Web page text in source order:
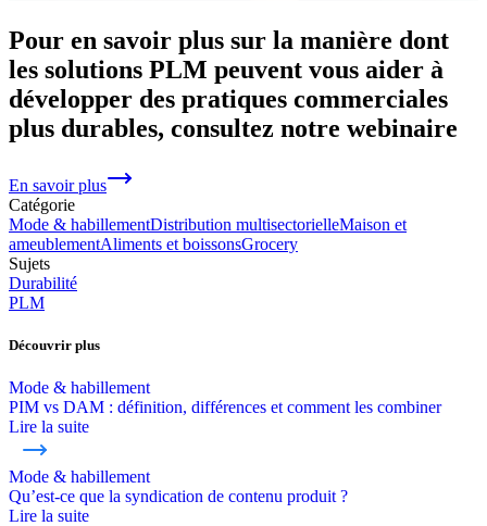
Pour en savoir plus sur la manière dont
les solutions PLM peuvent vous aider à
développer des pratiques commerciales
plus durables, consultez notre webinaire
En savoir plus
Catégorie
Mode & habillementDistribution multisectorielleMaison et
ameublementAliments et boissonsGrocery
Sujets
Durabilité
PLM
Découvrir plus
Mode & habillement
PIM vs DAM : définition, différences et comment les combiner
Lire la suite
Mode & habillement
Qu’est-ce que la syndication de contenu produit ?
Lire la suite